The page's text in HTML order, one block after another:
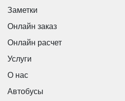
Заметки
Онлайн заказ
Онлайн расчет
Услуги
О нас
Автобусы